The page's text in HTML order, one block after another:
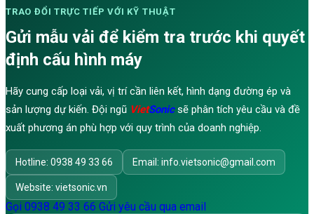
TRAO ĐỔI TRỰC TIẾP VỚI KỸ THUẬT
Gửi mẫu vải để kiểm tra trước khi quyết
định cấu hình máy
Hãy cung cấp loại vải, vị trí cần liên kết, hình dạng đường ép và
sản lượng dự kiến. Đội ngũ VietSonicsẽ phân tích yêu cầu và đề
xuất phương án phù hợp với quy trình của doanh nghiệp.
Hotline: 0938 49 33 66 Email: info.vietsonic@gmail.com
Website: vietsonic.vn
Gọi 0938 49 33 66 Gửi yêu cầu qua email